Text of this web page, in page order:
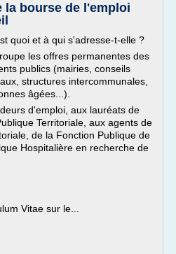
la bourse de l'emploi
quoi et à qui s'adresse-t-elle ?
les offres permanentes des
publics (mairies, conseils
structures intercommunales,
âgées...).
d'emploi, aux lauréats de
Territoriale, aux agents de
de la Fonction Publique de
Hospitalière en recherche de
Vitae sur le...